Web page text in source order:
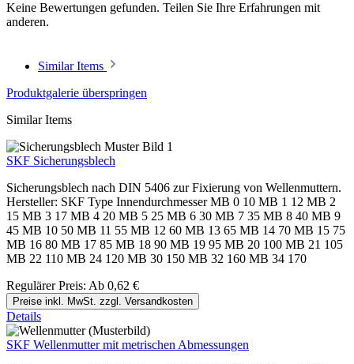
Keine Bewertungen gefunden. Teilen Sie Ihre Erfahrungen mit
anderen.
Similar Items
Produktgalerie überspringen
Similar Items
SKF Sicherungsblech
Sicherungsblech nach DIN 5406 zur Fixierung von Wellenmuttern.
Hersteller: SKF Type Innendurchmesser MB 0 10 MB 1 12 MB 2
15 MB 3 17 MB 4 20 MB 5 25 MB 6 30 MB 7 35 MB 8 40 MB 9
45 MB 10 50 MB 11 55 MB 12 60 MB 13 65 MB 14 70 MB 15 75
MB 16 80 MB 17 85 MB 18 90 MB 19 95 MB 20 100 MB 21 105
MB 22 110 MB 24 120 MB 30 150 MB 32 160 MB 34 170
Regulärer Preis: Ab 0,62 €
Preise inkl. MwSt. zzgl. Versandkosten
Details
SKF Wellenmutter mit metrischen Abmessungen